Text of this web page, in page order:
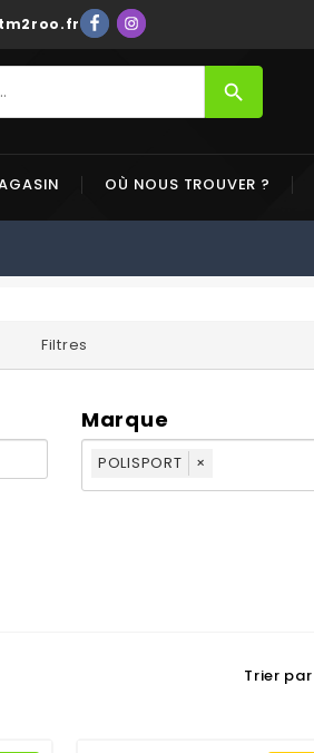
search
OÙ NOUS TROUVER ?
Filtres
Marque
POLISPORT ×
Trier